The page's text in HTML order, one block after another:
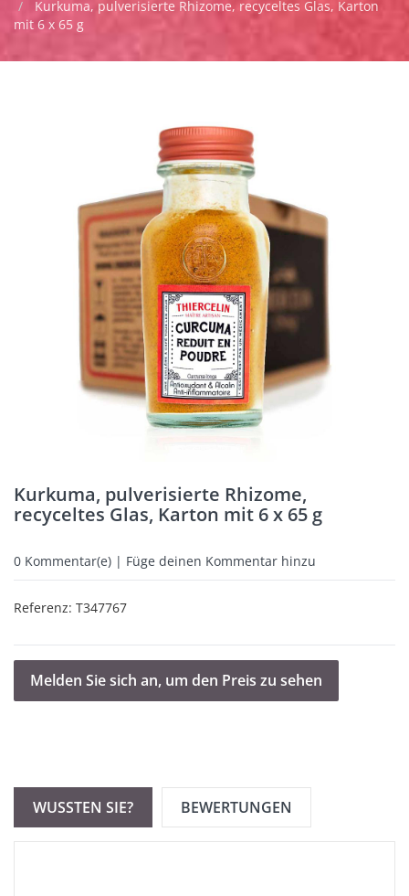
Kurkuma, pulverisierte Rhizome, recyceltes Glas, Karton
mit 6 x 65 g
Kurkuma, pulverisierte Rhizome,
recyceltes Glas, Karton mit 6 x 65 g
0 Kommentar(e) | Füge deinen Kommentar hinzu
Referenz: T347767
Melden Sie sich an, um den Preis zu sehen
WUSSTEN SIE? BEWERTUNGEN